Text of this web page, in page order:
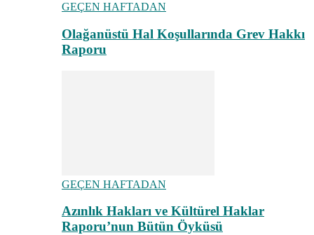
GEÇEN HAFTADAN
Olağanüstü Hal Koşullarında Grev Hakkı
Raporu
GEÇEN HAFTADAN
Azınlık Hakları ve Kültürel Haklar
Raporu’nun Bütün Öyküsü